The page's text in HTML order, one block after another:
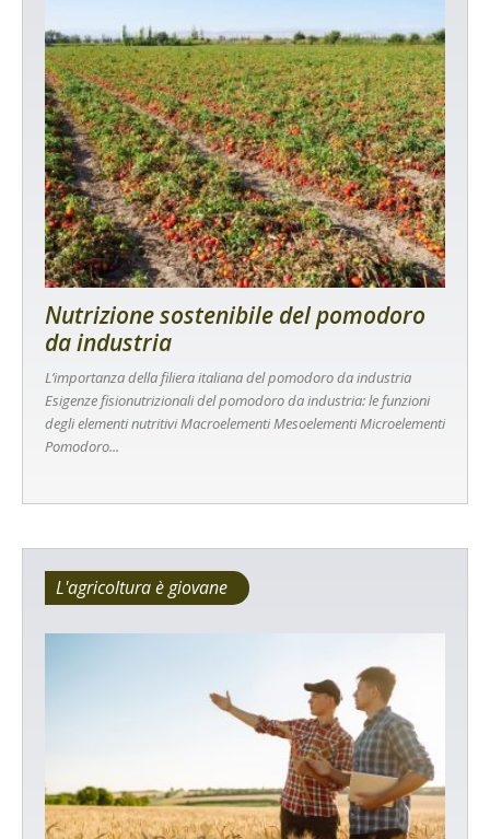
Nutrizione sostenibile del pomodoro
da industria
L’importanza della filiera italiana del pomodoro da industria
Esigenze fisionutrizionali del pomodoro da industria: le funzioni
degli elementi nutritivi Macroelementi Mesoelementi Microelementi
Pomodoro...
L'agricoltura è giovane